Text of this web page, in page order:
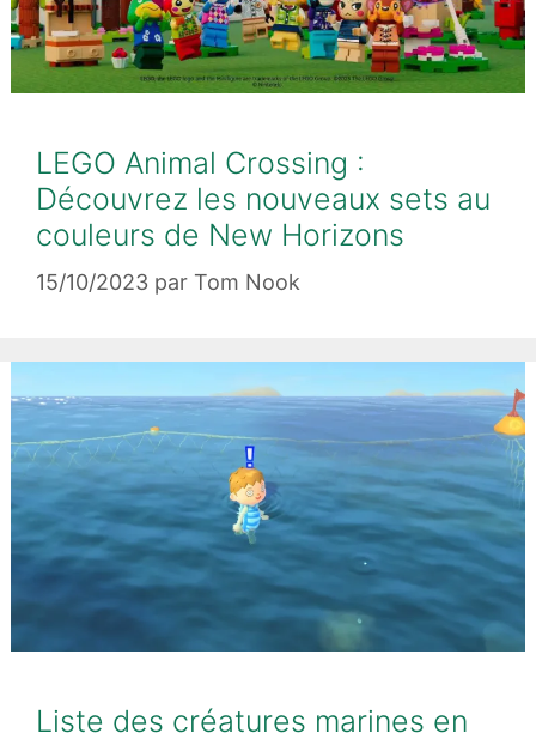
LEGO Animal Crossing :
Découvrez les nouveaux sets au
couleurs de New Horizons
15/10/2023 par Tom Nook
Liste des créatures marines en